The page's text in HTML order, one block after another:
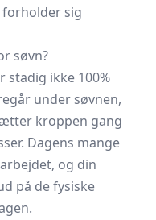
sig
søvn?
stadig ikke 100%
under søvnen,
kroppen gang
Dagens mange
og din
på de fysiske